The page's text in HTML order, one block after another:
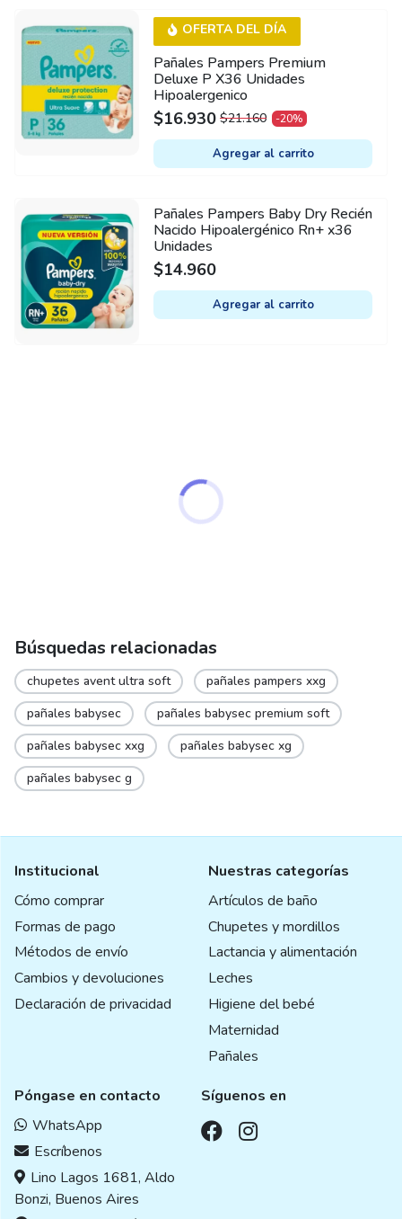
Pañales Pampers Premium
Deluxe P X36 Unidades
Hipoalergenico
OFERTA DEL DÍA
$21.160
ORIGINAL
PRICE
WAS:
$16.930
CURRENT
PRICE
IS:
-20%
Agregar al carrito
Pañales Pampers Baby Dry Recién
Nacido Hipoalergénico Rn+ x36
Unidades
$14.960
Agregar al carrito
Búsquedas relacionadas
chupetes avent ultra soft
pañales pampers xxg
pañales babysec
pañales babysec premium soft
pañales babysec xxg
pañales babysec xg
pañales babysec g
Institucional
Cómo comprar
Formas de pago
Métodos de envío
Cambios y devoluciones
Declaración de privacidad
Nuestras categorías
Artículos de baño
Chupetes y mordillos
Lactancia y alimentación
Leches
Higiene del bebé
Maternidad
Pañales
Póngase en contacto
WhatsApp
Escríbenos
Lino Lagos 1681, Aldo
Bonzi, Buenos Aires
Síguenos en